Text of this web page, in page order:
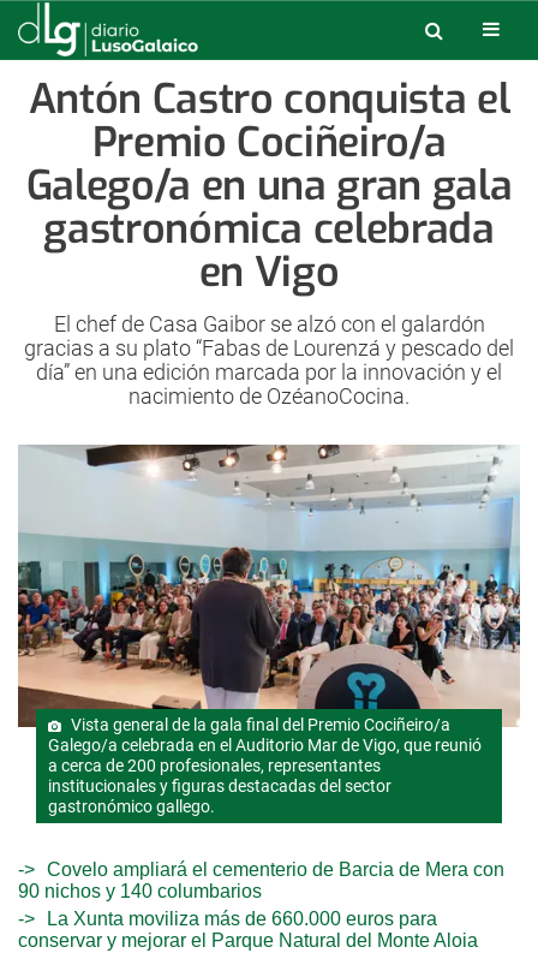
Antón Castro conquista el
Premio Cociñeiro/a
Galego/a en una gran gala
gastronómica celebrada
en Vigo
El chef de Casa Gaibor se alzó con el galardón
gracias a su plato “Fabas de Lourenzá y pescado del
día” en una edición marcada por la innovación y el
nacimiento de OzéanoCocina.
Vista general de la gala final del Premio Cociñeiro/a
Galego/a celebrada en el Auditorio Mar de Vigo, que reunió
a cerca de 200 profesionales, representantes
institucionales y figuras destacadas del sector
gastronómico gallego.
Covelo ampliará el cementerio de Barcia de Mera con
90 nichos y 140 columbarios
La Xunta moviliza más de 660.000 euros para
conservar y mejorar el Parque Natural del Monte Aloia